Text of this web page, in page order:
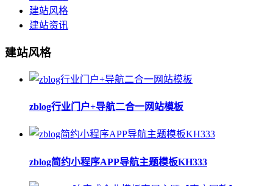
建站风格
建站资讯
建站风格
zblog行业门户+导航二合一网站模板
zblog简约小程序APP导航主题模板KH333